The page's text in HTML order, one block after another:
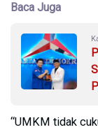
Baca Juga
“UMKM tidak